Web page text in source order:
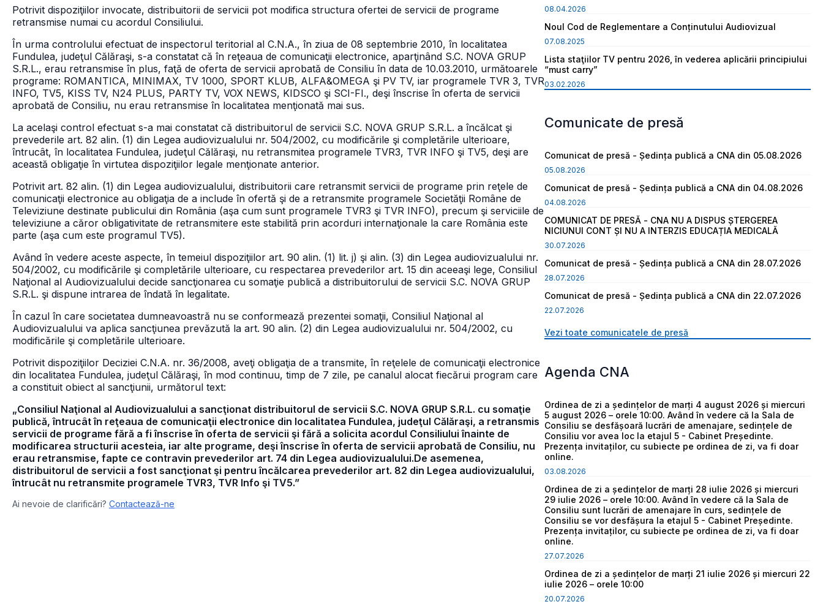
Potrivit dispoziţiilor invocate, distribuitorii de servicii pot modifica structura ofertei de servicii de programe
retransmise numai cu acordul Consiliului.
În urma controlului efectuat de inspectorul teritorial al C.N.A., în ziua de 08 septembrie 2010, în localitatea
Fundulea, judeţul Călăraşi, s-a constatat că în reţeaua de comunicaţii electronice, aparţinând S.C. NOVA GRUP
S.R.L., erau retransmise în plus, faţă de oferta de servicii aprobată de Consiliu în data de 10.03.2010, următoarele
programe: ROMANTICA, MINIMAX, TV 1000, SPORT KLUB, ALFA&OMEGA şi PV TV, iar programele TVR 3, TVR
INFO, TV5, KISS TV, N24 PLUS, PARTY TV, VOX NEWS, KIDSCO şi SCI-FI., deşi înscrise în oferta de servicii
aprobată de Consiliu, nu erau retransmise în localitatea menţionată mai sus.
La acelaşi control efectuat s-a mai constatat că distribuitorul de servicii S.C. NOVA GRUP S.R.L. a încălcat şi
prevederile art. 82 alin. (1) din Legea audiovizualului nr. 504/2002, cu modificările şi completările ulterioare,
întrucât, în localitatea Fundulea, judeţul Călăraşi, nu retransmitea programele TVR3, TVR INFO şi TV5, deşi are
această obligaţie în virtutea dispoziţiilor legale menţionate anterior.
Potrivit art. 82 alin. (1) din Legea audiovizualului, distribuitorii care retransmit servicii de programe prin reţele de
comunicaţii electronice au obligaţia de a include în ofertă şi de a retransmite programele Societăţii Române de
Televiziune destinate publicului din România (aşa cum sunt programele TVR3 şi TVR INFO), precum şi serviciile de
televiziune a căror obligativitate de retransmitere este stabilită prin acorduri internaţionale la care România este
parte (aşa cum este programul TV5).
Având în vedere aceste aspecte, în temeiul dispoziţiilor art. 90 alin. (1) lit. j) şi alin. (3) din Legea audiovizualului nr.
504/2002, cu modificările şi completările ulterioare, cu respectarea prevederilor art. 15 din aceeaşi lege, Consiliul
Naţional al Audiovizualului decide sancţionarea cu somaţie publică a distribuitorului de servicii S.C. NOVA GRUP
S.R.L. şi dispune intrarea de îndată în legalitate.
În cazul în care societatea dumneavoastră nu se conformează prezentei somaţii, Consiliul Naţional al
Audiovizualului va aplica sancţiunea prevăzută la art. 90 alin. (2) din Legea audiovizualului nr. 504/2002, cu
modificările şi completările ulterioare.
Potrivit dispoziţiilor Deciziei C.N.A. nr. 36/2008, aveţi obligaţia de a transmite, în reţelele de comunicaţii electronice
din localitatea Fundulea, judeţul Călăraşi, în mod continuu, timp de 7 zile, pe canalul alocat fiecărui program care
a constituit obiect al sancţiunii, următorul text:
„Consiliul Naţional al Audiovizualului a sancţionat distribuitorul de servicii S.C. NOVA GRUP S.R.L. cu somaţie
publică, întrucât în reţeaua de comunicaţii electronice din localitatea Fundulea, judeţul Călăraşi, a retransmis
servicii de programe fără a fi înscrise în oferta de servicii şi fără a solicita acordul Consiliului înainte de
modificarea structurii acesteia, iar alte programe, deşi înscrise în oferta de servicii aprobată de Consiliu, nu
erau retransmise, fapte ce contravin prevederilor art. 74 din Legea audiovizualului.De asemenea,
distribuitorul de servicii a fost sancţionat şi pentru încălcarea prevederilor art. 82 din Legea audiovizualului,
întrucât nu retransmite programele TVR3, TVR Info şi TV5.”
Ai nevoie de clarificări? Contactează-ne
08.04.2026
Noul Cod de Reglementare a Conținutului Audiovizual
07.08.2025
Lista staţiilor TV pentru 2026, în vederea aplicării principiului
“must carry”
03.02.2026
Comunicate de presă
Comunicat de presă - Ședința publică a CNA din 05.08.2026
05.08.2026
Comunicat de presă - Ședința publică a CNA din 04.08.2026
04.08.2026
COMUNICAT DE PRESĂ - CNA NU A DISPUS ȘTERGEREA
NICIUNUI CONT ȘI NU A INTERZIS EDUCAȚIA MEDICALĂ
30.07.2026
Comunicat de presă - Ședința publică a CNA din 28.07.2026
28.07.2026
Comunicat de presă - Ședința publică a CNA din 22.07.2026
22.07.2026
Vezi toate comunicatele de presă
Agenda CNA
Ordinea de zi a ședințelor de marți 4 august 2026 și miercuri
5 august 2026 – orele 10:00. Având în vedere că la Sala de
Consiliu se desfășoară lucrări de amenajare, sedințele de
Consiliu vor avea loc la etajul 5 - Cabinet Președinte.
Prezența invitaților, cu subiecte pe ordinea de zi, va fi doar
online.
03.08.2026
Ordinea de zi a ședințelor de marți 28 iulie 2026 și miercuri
29 iulie 2026 – orele 10:00. Având în vedere că la Sala de
Consiliu sunt lucrări de amenajare în curs, sedințele de
Consiliu se vor desfășura la etajul 5 - Cabinet Președinte.
Prezența invitaților, cu subiecte pe ordinea de zi, va fi doar
online.
27.07.2026
Ordinea de zi a ședințelor de marți 21 iulie 2026 și miercuri 22
iulie 2026 – orele 10:00
20.07.2026